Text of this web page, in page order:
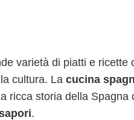
varietà di piatti e ricette
cultura. La cucina
ricca storia della
.